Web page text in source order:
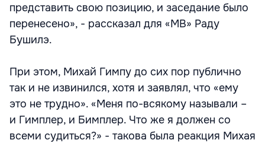
представить свою позицию, и заседание было
перенесено», - рассказал для «МВ» Раду
Бушилэ.
При этом, Михай Гимпу до сих пор публично
так и не извинился, хотя и заявлял, что «ему
это не трудно». «Меня по-всякому называли –
и Гимплер, и Бимплер. Что же я должен со
всеми судиться?» - такова была реакция Михая